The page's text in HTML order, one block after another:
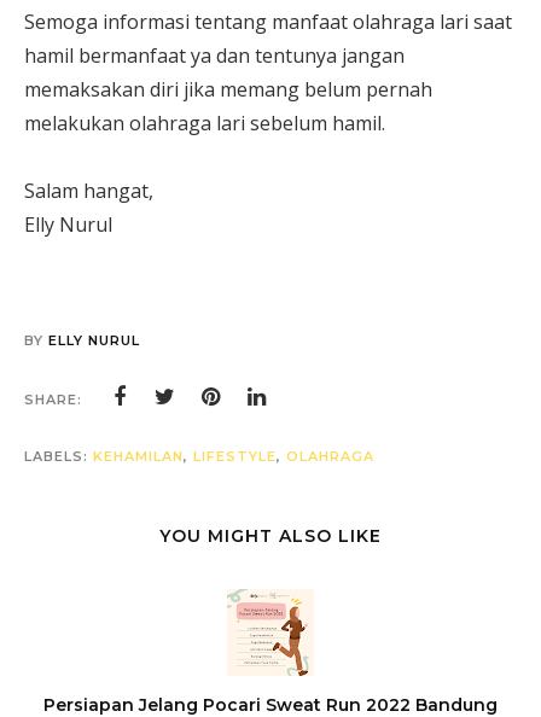
Semoga informasi tentang manfaat olahraga lari saat
hamil bermanfaat ya dan tentunya jangan
memaksakan diri jika memang belum pernah
melakukan olahraga lari sebelum hamil.
Salam hangat,
Elly Nurul
BY ELLY NURUL
SHARE:
LABELS: KEHAMILAN, LIFESTYLE, OLAHRAGA
YOU MIGHT ALSO LIKE
Persiapan Jelang Pocari Sweat Run 2022 Bandung